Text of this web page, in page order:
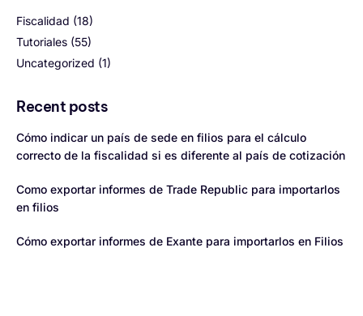
Fiscalidad (18)
Tutoriales (55)
Uncategorized (1)
Recent posts
Cómo indicar un país de sede en filios para el cálculo
correcto de la fiscalidad si es diferente al país de cotización
Como exportar informes de Trade Republic para importarlos
en filios
Cómo exportar informes de Exante para importarlos en Filios